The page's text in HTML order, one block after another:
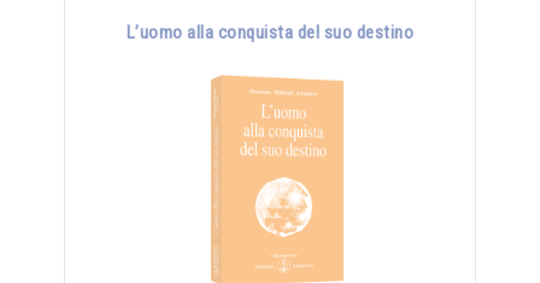
L’uomo alla conquista del suo destino